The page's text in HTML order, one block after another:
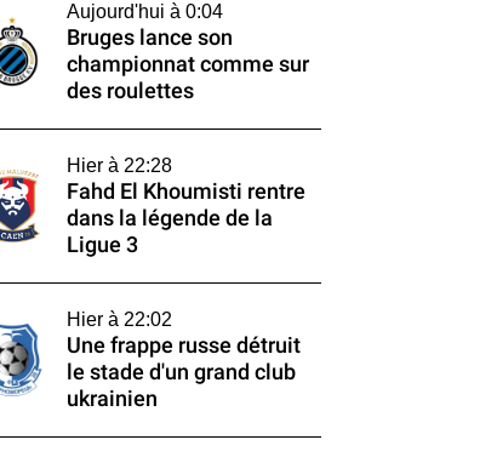
Aujourd'hui à 0:04
Bruges lance son
championnat comme sur
des roulettes
Hier à 22:28
Fahd El Khoumisti rentre
dans la légende de la
Ligue 3
Hier à 22:02
Une frappe russe détruit
le stade d'un grand club
ukrainien